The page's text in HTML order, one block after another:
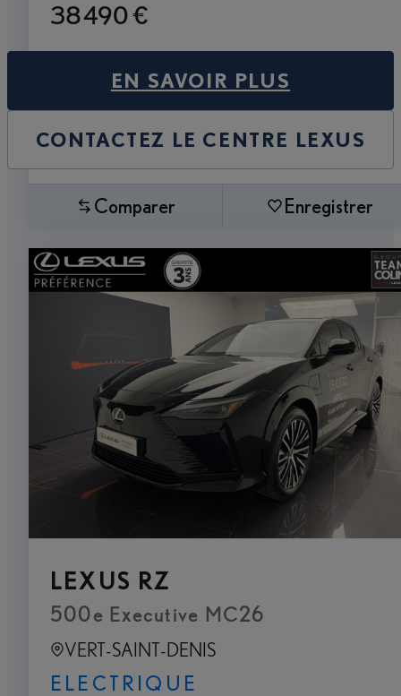
38 490 €
EN SAVOIR PLUS
CONTACTEZ LE CENTRE LEXUS
Comparer Enregistrer
LEXUS RZ
500e Executive MC26
VERT-SAINT-DENIS
ELECTRIQUE